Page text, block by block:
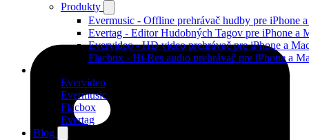
Produkty
Evermusic - Offline prehrávač hudby pre iPhone
Evertag - Editor Hudobných Tagov pre iPhone a
Evervideo - HD video prehrávač pre iPhone a
Flacbox - Hi-Res audio prehrávač pre iPhone a
Evervideo
Evermusic
Flacbox
Evertag
Blog